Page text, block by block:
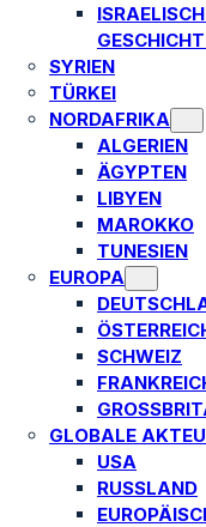
SYRIEN
TÜRKEI
NORDAFRIKA
ALGERIEN
ÄGYPTEN
LIBYEN
MAROKKO
TUNESIEN
EUROPA
SCHWEIZ
GLOBALE
USA
RUSSLAND